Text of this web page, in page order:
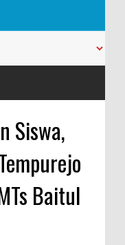
Siswa,
Baitul